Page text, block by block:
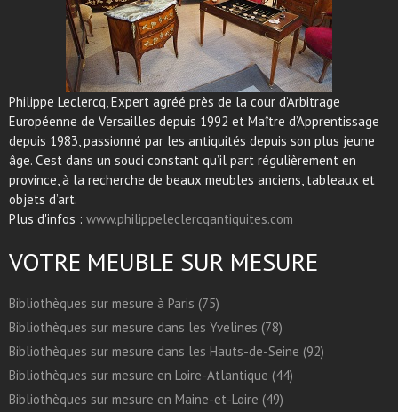
Philippe Leclercq, Expert agréé près de la cour d’Arbitrage
Européenne de Versailles depuis 1992 et Maître d’Apprentissage
depuis 1983, passionné par les antiquités depuis son plus jeune
âge. C’est dans un souci constant qu’il part régulièrement en
province, à la recherche de beaux meubles anciens, tableaux et
objets d’art.
Plus d'infos : www.philippeleclercqantiquites.com
VOTRE MEUBLE SUR MESURE
Bibliothèques sur mesure à Paris (75)
Bibliothèques sur mesure dans les Yvelines (78)
Bibliothèques sur mesure dans les Hauts-de-Seine (92)
Bibliothèques sur mesure en Loire-Atlantique (44)
Bibliothèques sur mesure en Maine-et-Loire (49)